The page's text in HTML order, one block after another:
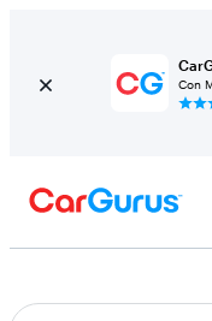
Con